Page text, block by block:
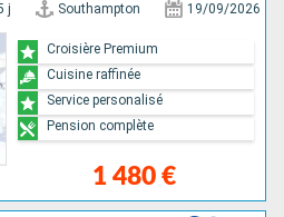
j Southampton 19/09/2026
1 480 €
Croisière Premium
Cuisine raffinée
Service personalisé
Pension complète